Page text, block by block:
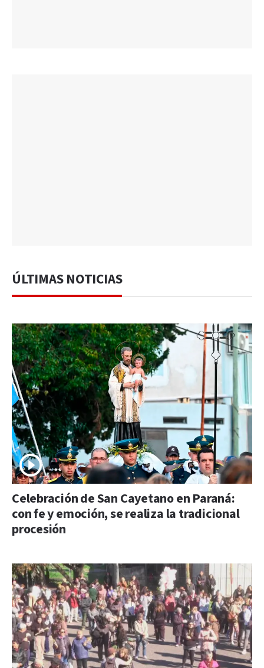
ÚLTIMAS NOTICIAS
Celebración de San Cayetano en Paraná:
con fe y emoción, se realiza la tradicional
procesión